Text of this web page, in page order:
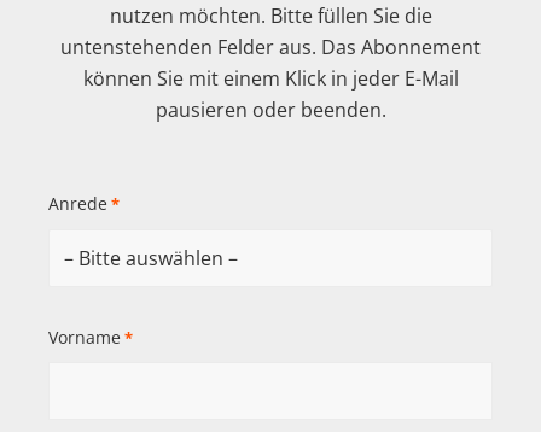
nutzen möchten. Bitte füllen Sie die
untenstehenden Felder aus. Das Abonnement
können Sie mit einem Klick in jeder E-Mail
pausieren oder beenden.
Anrede *
Vorname *